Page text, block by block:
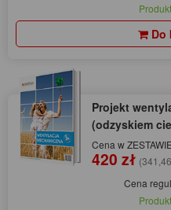
Do
Projekt
(odzyskiem
Cena w
420 zł
Cena